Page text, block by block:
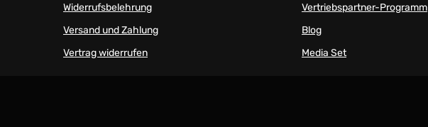
Widerrufsbelehrung
Versand und Zahlung
Vertrag widerrufen
Vertriebspartner-Programm
Blog
Media Set